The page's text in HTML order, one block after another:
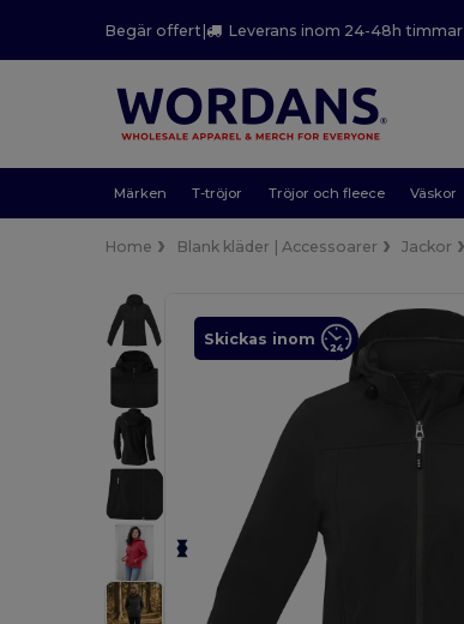
Begär offert| Leverans inom 24-48h timmar
Märken T-tröjor Tröjor och fleece Väskor
Home Blank kläder | Accessoarer Jackor
Skickas inom